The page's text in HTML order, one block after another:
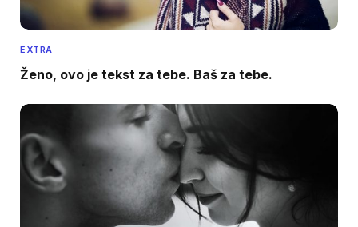
EXTRA
Ženo, ovo je tekst za tebe. Baš za tebe.